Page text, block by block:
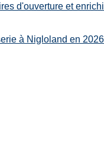
d'ouverture et
à Nigloland en 2026